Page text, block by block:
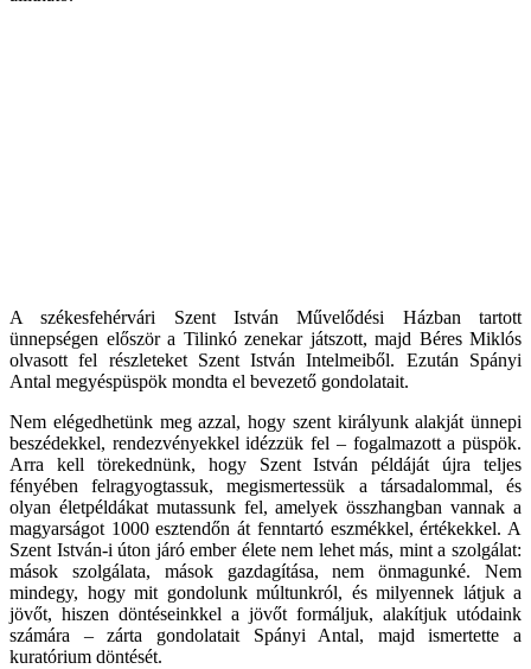
A székesfehérvári Szent István Művelődési Házban tartott
ünnepségen először a Tilinkó zenekar játszott, majd Béres Miklós
olvasott fel részleteket Szent István Intelmeiből. Ezután Spányi
Antal megyéspüspök mondta el bevezető gondolatait.
Nem elégedhetünk meg azzal, hogy szent királyunk alakját ünnepi
beszédekkel, rendezvényekkel idézzük fel – fogalmazott a püspök.
Arra kell törekednünk, hogy Szent István példáját újra teljes
fényében felragyogtassuk, megismertessük a társadalommal, és
olyan életpéldákat mutassunk fel, amelyek összhangban vannak a
magyarságot 1000 esztendőn át fenntartó eszmékkel, értékekkel. A
Szent István-i úton járó ember élete nem lehet más, mint a szolgálat:
mások szolgálata, mások gazdagítása, nem önmagunké. Nem
mindegy, hogy mit gondolunk múltunkról, és milyennek látjuk a
jövőt, hiszen döntéseinkkel a jövőt formáljuk, alakítjuk utódaink
számára – zárta gondolatait Spányi Antal, majd ismertette a
kuratórium döntését.